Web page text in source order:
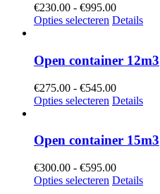
€230.00 - €995.00Prijsklasse:
€230.00
Opties selecteren Details
Open container 12m3
€275.00 - €545.00Prijsklasse:
€275.00
Opties selecteren Details
Open container 15m3
€300.00 - €595.00Prijsklasse:
€300.00
Opties selecteren Details